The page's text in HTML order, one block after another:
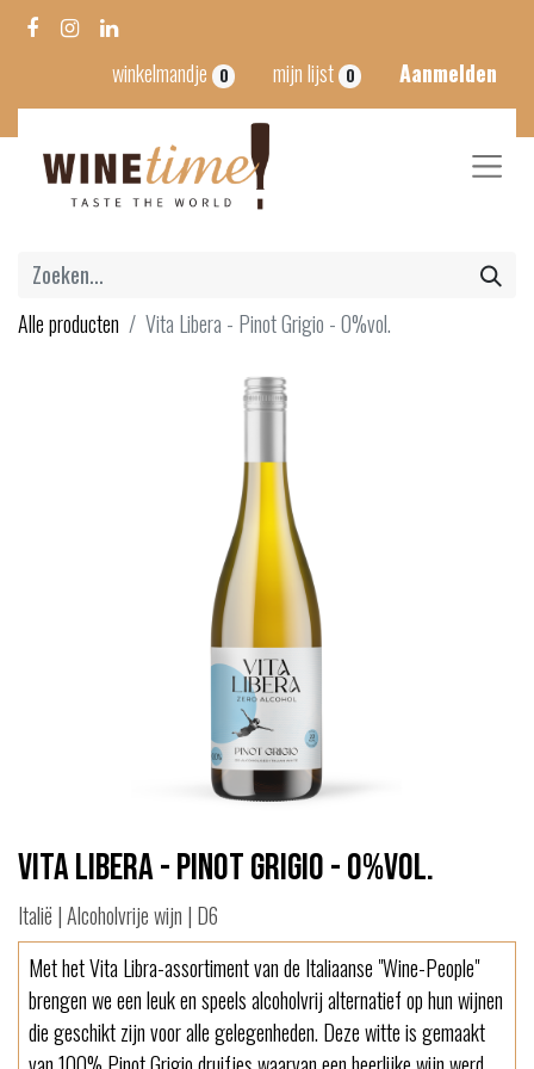
winkelmandje 0 mijn lijst 0 Aanmelden
Alle producten Vita Libera - Pinot Grigio - 0%vol.
Vita Libera - Pinot Grigio - 0%vol.
Italië | Alcoholvrije wijn | D6
Met het Vita Libra-assortiment van de Italiaanse "Wine-People"
brengen we een leuk en speels alcoholvrij alternatief op hun wijnen
die geschikt zijn voor alle gelegenheden. Deze witte is gemaakt